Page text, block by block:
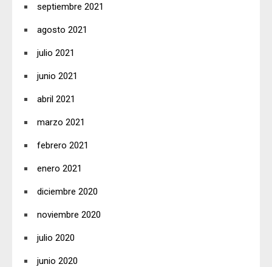
septiembre 2021
agosto 2021
julio 2021
junio 2021
abril 2021
marzo 2021
febrero 2021
enero 2021
diciembre 2020
noviembre 2020
julio 2020
junio 2020